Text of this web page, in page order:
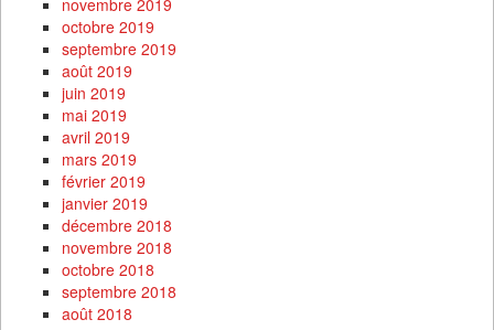
novembre 2019
octobre 2019
septembre 2019
août 2019
juin 2019
mai 2019
avril 2019
mars 2019
février 2019
janvier 2019
décembre 2018
novembre 2018
octobre 2018
septembre 2018
août 2018